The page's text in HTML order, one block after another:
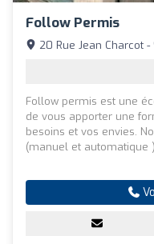
Follow Permis
20 Rue Jean Charcot
Follow permis est une
de vous apporter une
besoins et vos envies.
(manuel et automatique